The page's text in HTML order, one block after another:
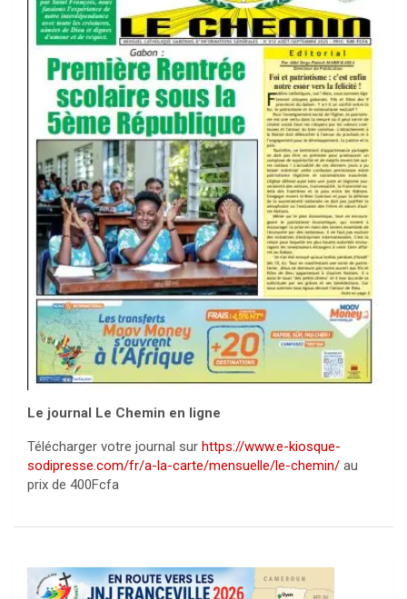
Le journal Le Chemin en ligne
Télécharger votre journal sur https://www.e-kiosque-
sodipresse.com/fr/a-la-carte/mensuelle/le-chemin/ au
prix de 400Fcfa